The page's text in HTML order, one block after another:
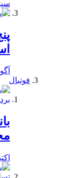
فوتبال
اکتبر